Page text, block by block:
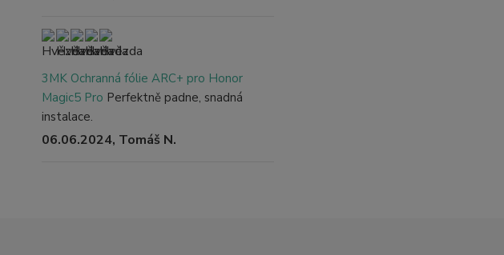
3MK Ochranná fólie ARC+ pro Honor
Magic5 Pro Perfektně padne, snadná
instalace.
06.06.2024, Tomáš N.